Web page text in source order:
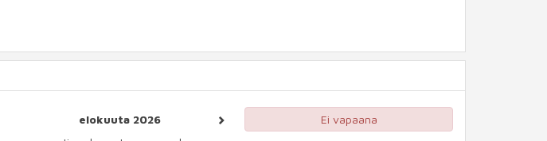
elokuuta 2026
Ei vapaana